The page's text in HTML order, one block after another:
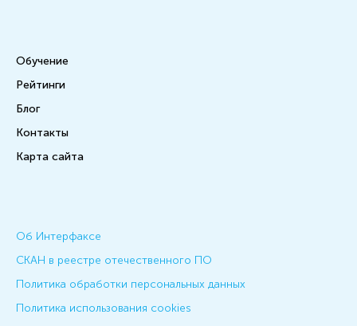
Обучение
Рейтинги
Блог
Контакты
Карта сайта
Об Интерфаксе
СКАН в реестре отечественного ПО
Политика обработки персональных данных
Политика использования cookies